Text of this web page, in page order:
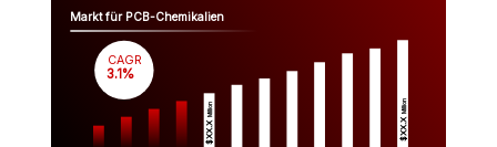
Markt für PCB-Chemikalien
$XX.X
Million
$XX.X
Million
CAGR
3.1%